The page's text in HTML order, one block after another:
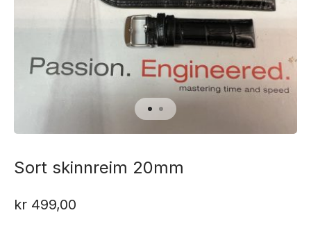
Sort skinnreim 20mm
kr 499,00